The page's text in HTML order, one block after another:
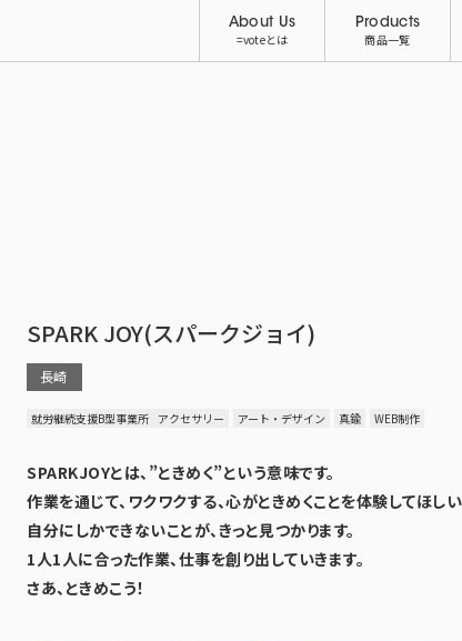
About Us
=voteとは
Products
商品一覧
SPARK JOY(スパークジョイ)
長崎
就労継続支援B型事業所 アクセサリー アート・デザイン 真鍮 WEB制作
SPARKJOYとは、”ときめく”という意味です。
作業を通じて、ワクワクする、心がときめくことを体験してほしい
自分にしかできないことが、きっと見つかります。
1人1人に合った作業、仕事を創り出していきます。
さあ、ときめこう！